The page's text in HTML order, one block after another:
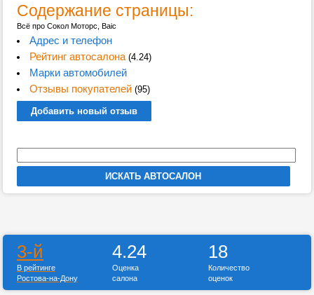
Содержание страницы:
Всё про Сокол Моторс, Baic
Адрес и телефон
Рейтинг автосалона(4.24)
Марки автомобилей
Отзывы покупателей(95)
Добавить новый отзыв
3-й
В рейтинге
Ростова-на-Дону
4.24
Оценка
салона
18
Количество
оценок